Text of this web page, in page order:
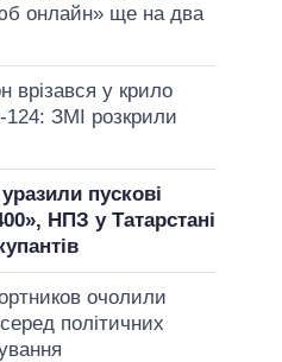
онлайн» ще на два
врізався у крило
124: ЗМІ розкрили
пускові
НПЗ у Татарстані
очолили
політичних